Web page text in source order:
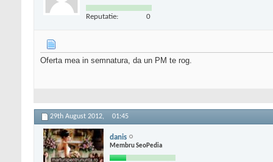
Reputatie: 0
Oferta mea in semnatura, da un PM te rog.
29th August 2012, 01:45
danis
Membru SeoPedia